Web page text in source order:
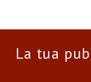
La tua